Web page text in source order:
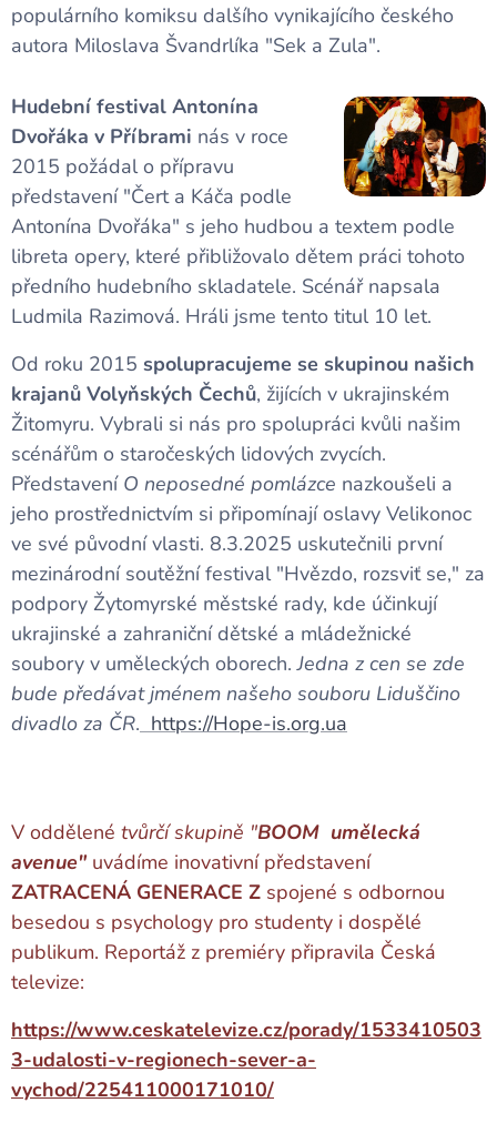
populárního komiksu dalšího vynikajícího českého
autora Miloslava Švandrlíka "Sek a Zula".
Hudební festival Antonína
Dvořáka v Příbrami nás v roce
2015 požádal o přípravu
představení "Čert a Káča podle
Antonína Dvořáka" s jeho hudbou a textem podle
libreta opery, které přibližovalo dětem práci tohoto
předního hudebního skladatele. Scénář napsala
Ludmila Razimová. Hráli jsme tento titul 10 let.
Od roku 2015 spolupracujeme se skupinou našich
krajanů Volyňských Čechů, žijících v ukrajinském
Žitomyru. Vybrali si nás pro spolupráci kvůli našim
scénářům o staročeských lidových zvycích.
Představení O neposedné pomlázce nazkoušeli a
jeho prostřednictvím si připomínají oslavy Velikonoc
ve své původní vlasti. 8.3.2025 uskutečnili první
mezinárodní soutěžní festival "Hvězdo, rozsviť se," za
podpory Žytomyrské městské rady, kde účinkují
ukrajinské a zahraniční dětské a mládežnické
soubory v uměleckých oborech. Jedna z cen se zde
bude předávat jménem našeho souboru Liduščino
divadlo za ČR. https://Hope-is.org.ua
V oddělené tvůrčí skupině "BOOM umělecká
avenue" uvádíme inovativní představení
ZATRACENÁ GENERACE Z spojené s odbornou
besedou s psychology pro studenty i dospělé
publikum. Reportáž z premiéry připravila Česká
televize:
https://www.ceskatelevize.cz/porady/1533410503
3-udalosti-v-regionech-sever-a-
vychod/225411000171010/